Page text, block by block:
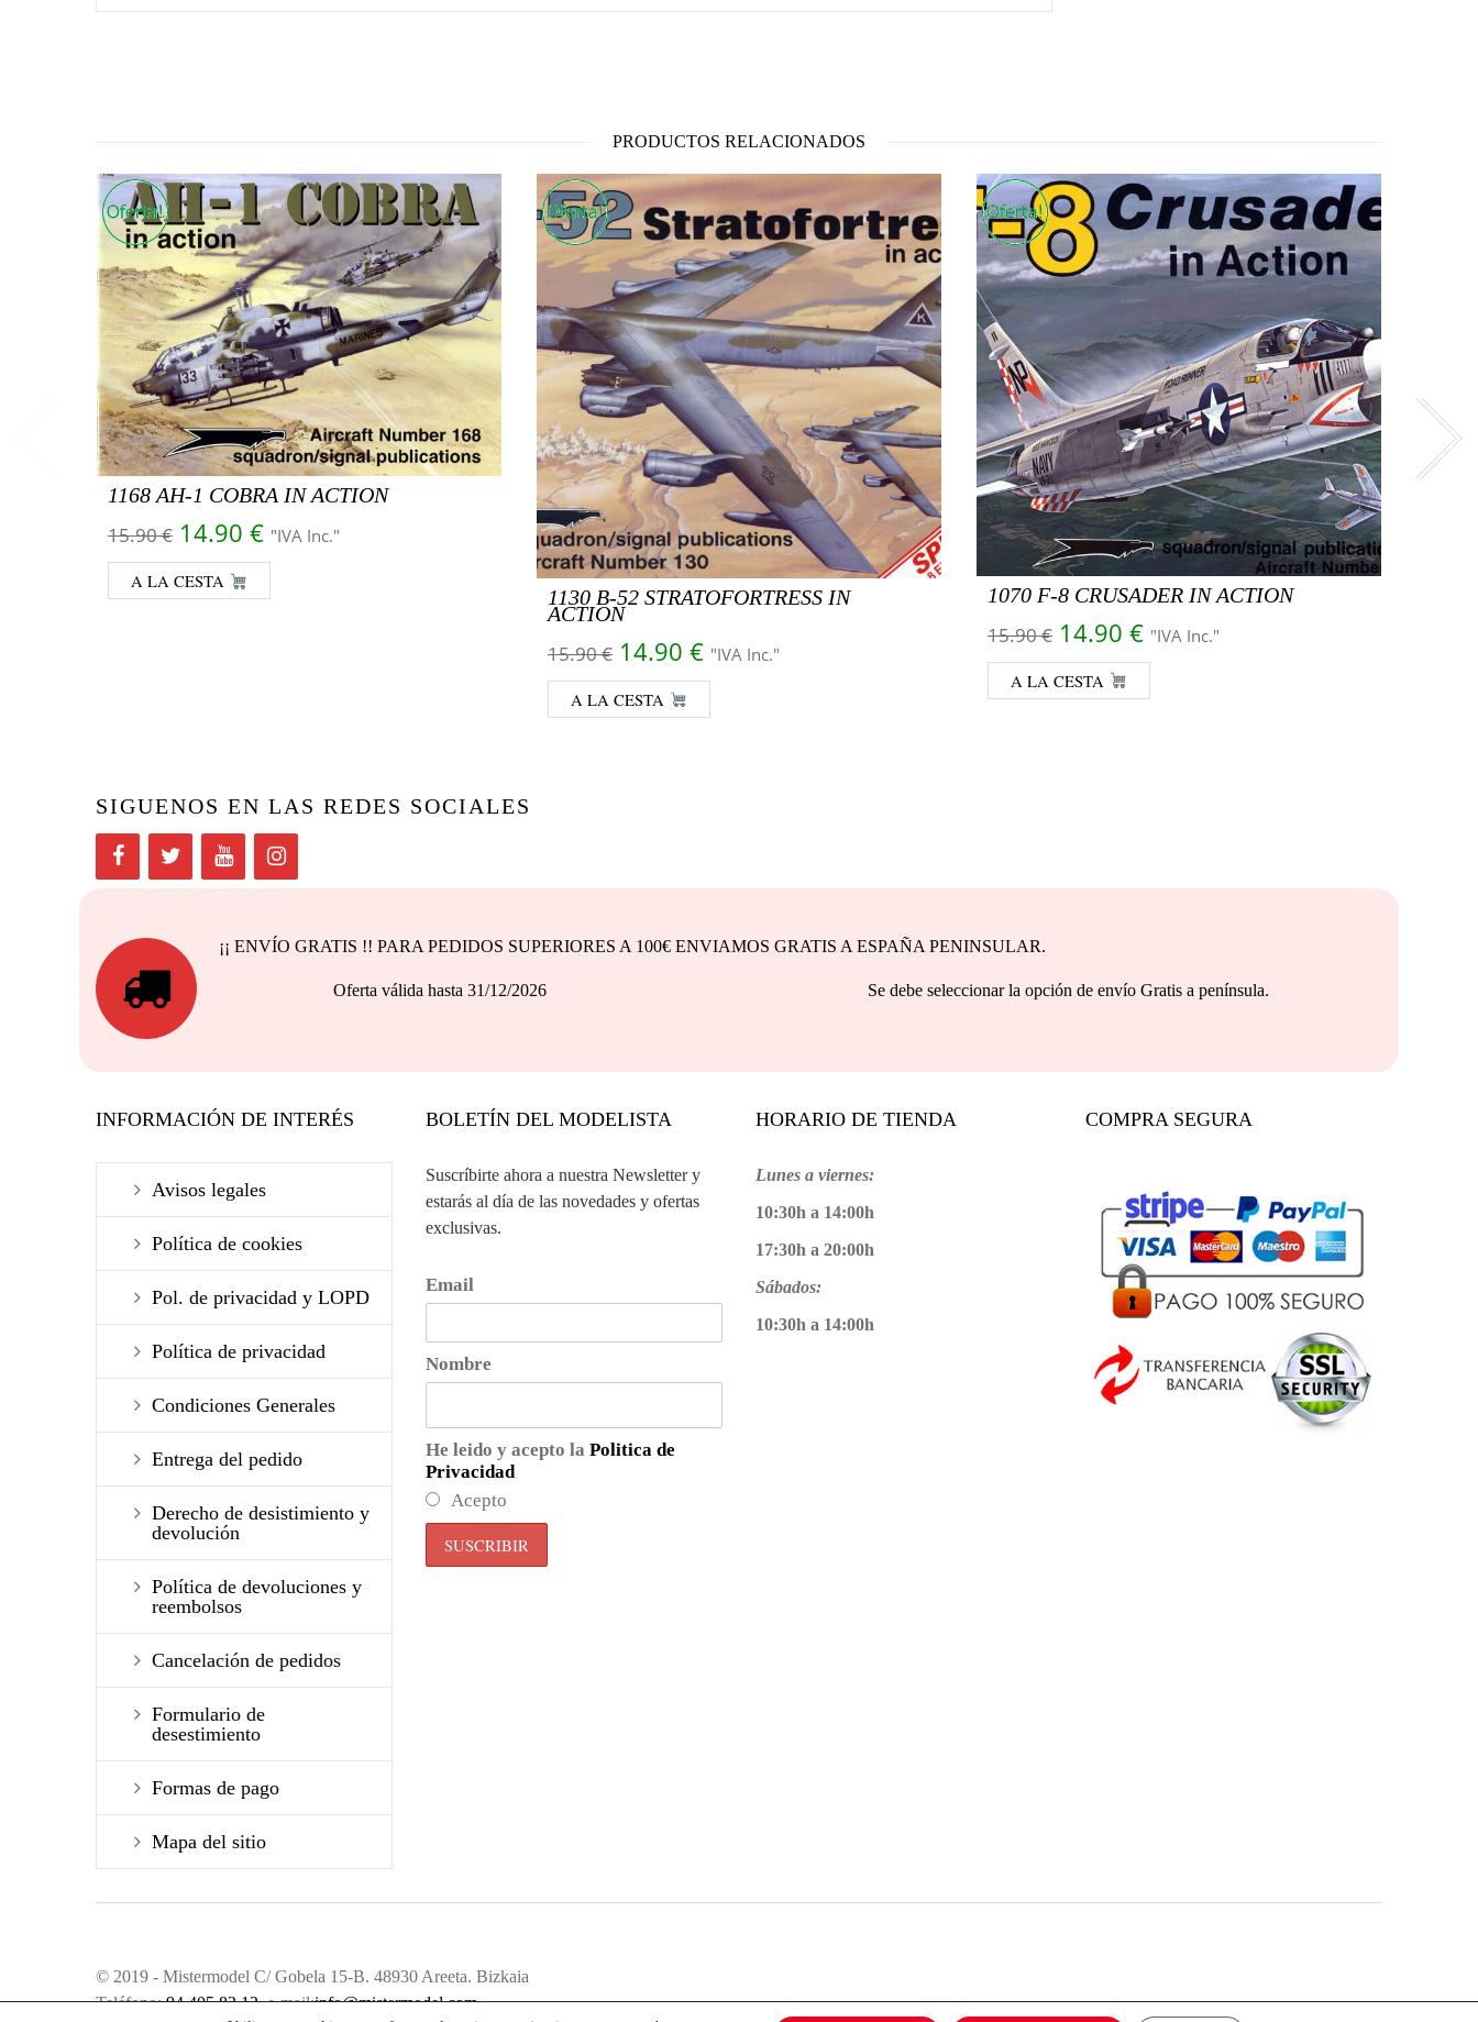
PRODUCTOS RELACIONADOS
1168 AH-1 COBRA IN ACTION
15.90€ El precio original era: 15.90 €.
14.90 €El precio actual es: 14.90 €.
"IVA Inc."
A LA CESTA
1130 B-52 STRATOFORTRESS IN
ACTION
15.90€ El precio original era: 15.90 €.
14.90 €El precio actual es: 14.90 €.
"IVA Inc."
A LA CESTA
1070 F-8 CRUSADER IN ACTION
15.90€ El precio original era: 15.90 €.
14.90 €El precio actual es: 14.90 €.
"IVA Inc."
A LA CESTA
SIGUENOS EN LAS REDES SOCIALES
¡¡ ENVÍO GRATIS !! PARA PEDIDOS SUPERIORES A 100€ ENVIAMOS GRATIS A ESPAÑA PENINSULAR.
Oferta válida hasta 31/12/2026 Se debe seleccionar la opción de envío Gratis a península.
INFORMACIÓN DE INTERÉS
Avisos legales
Política de cookies
Pol. de privacidad y LOPD
Política de privacidad
Condiciones Generales
Entrega del pedido
Derecho de desistimiento y
devolución
Política de devoluciones y
reembolsos
Cancelación de pedidos
Formulario de
desestimiento
Formas de pago
Mapa del sitio
BOLETÍN DEL MODELISTA
Suscríbirte ahora a nuestra Newsletter y
estarás al día de las novedades y ofertas
exclusivas.
Email
Nombre
He leido y acepto la Politica de
Privacidad
Acepto
HORARIO DE TIENDA
Lunes a viernes:
10:30h a 14:00h
17:30h a 20:00h
Sábados:
10:30h a 14:00h
COMPRA SEGURA
© 2019 - Mistermodel C/ Gobela 15-B. 48930 Areeta. Bizkaia
Teléfono:94 405 83 12. e-mail:info@mistermodel.com